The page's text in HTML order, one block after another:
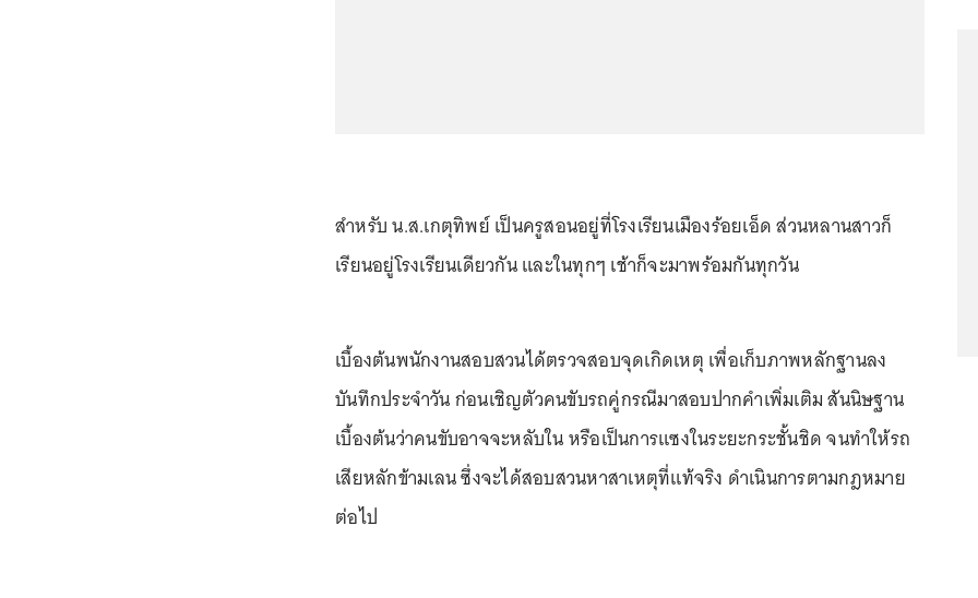
สำหรับ น.ส.เกตุทิพย์ เป็นครูสอนอยู่ที่โรงเรียนเมืองร้อยเอ็ด ส่วนหลานสาวก็
เรียนอยู่โรงเรียนเดียวกัน และในทุกๆ เช้าก็จะมาพร้อมกันทุกวัน
เบื้องต้นพนักงานสอบสวนได้ตรวจสอบจุดเกิดเหตุ เพื่อเก็บภาพหลักฐานลง
บันทึกประจำวัน ก่อนเชิญตัวคนขับรถคู่กรณีมาสอบปากคำเพิ่มเติม สันนิษฐาน
เบื้องต้นว่าคนขับอาจจะหลับใน หรือเป็นการแซงในระยะกระชั้นชิด จนทำให้รถ
เสียหลักข้ามเลน ซึ่งจะได้สอบสวนหาสาเหตุที่แท้จริง ดำเนินการตามกฎหมาย
ต่อไป